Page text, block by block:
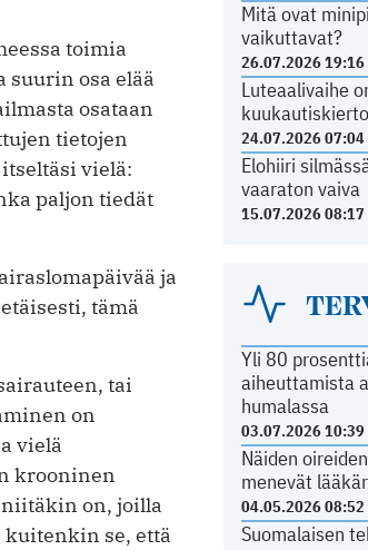
Mitä ovat
vaikuttavat?
26.07.2026 19:16
Luteaalivaihe
24.07.2026 07:04
Elohiiri
vaaraton vaiva
15.07.2026 08:17
Yli 80
aiheuttamista
humalassa
03.07.2026 10:39
Näiden
menevät
04.05.2026 08:52
Suomalaisen
toimia
suurin osa elää
osataan
tietojen
vielä:
paljon tiedät
ja
tämä
tai
on
vielä
krooninen
on, joilla
kuitenkin se, että